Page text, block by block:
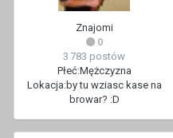
Znajomi
0
3 783 postów
Płeć:Mężczyzna
Lokacja:by tu wziasc kase na
browar? :D